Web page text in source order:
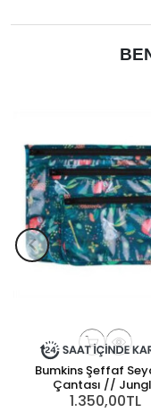
Bumkins Şeffaf
Çantası //
1.350,00TL